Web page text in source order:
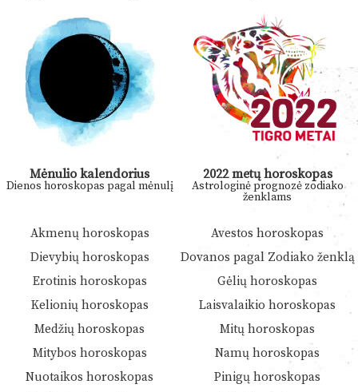
Mėnulio kalendorius
Dienos horoskopas pagal mėnulį
2022 metų horoskopas
Astrologinė prognozė zodiako
ženklams
Akmenų horoskopas
Avestos horoskopas
Dievybių horoskopas
Dovanos pagal Zodiako ženklą
Erotinis horoskopas
Gėlių horoskopas
Kelionių horoskopas
Laisvalaikio horoskopas
Medžių horoskopas
Mitų horoskopas
Mitybos horoskopas
Namų horoskopas
Nuotaikos horoskopas
Pinigų horoskopas